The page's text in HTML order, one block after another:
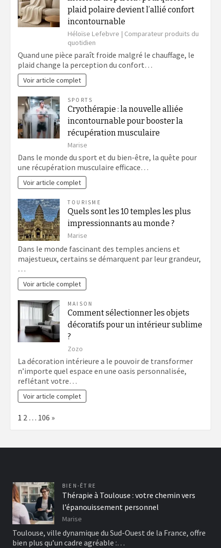
plaid polaire devient l’allié confort
incontournable
Héloïse Lefebvre | Comparateur produits du
quotidien
Quand une pièce paraît froide malgré le chauffage, le
plaid change la perception du confort…
Voir article complet
SPORTS
Cryothérapie : la nouvelle alliée
incontournable pour booster la
récupération musculaire
Marise
Dans le monde du sport et du bien-être, la quête pour
une récupération musculaire efficace…
Voir article complet
TOURISME
Quels sont les 10 temples les plus
impressionnants au monde ?
Marise
Dans le monde fascinant des temples anciens et
majestueux, certains se démarquent par leur grandeur,
…
Voir article complet
MAISON
Comment sélectionner les objets
décoratifs pour un intérieur sublime
?
Zozo
La décoration intérieure a le pouvoir de transformer
n’importe quel espace en une oasis personnalisée,
reflétant votre…
Voir article complet
Page:
1 2 … 106 Next
»
BIEN-ÊTRE
Thérapie à Toulouse : votre chemin vers
l’épanouissement personnel
Marise
Toulouse, ville dynamique du Sud-Ouest de la France, offre
bien plus qu’un cadre agréable :…